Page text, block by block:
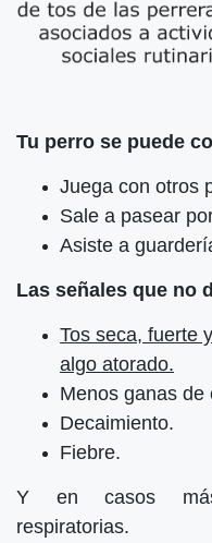
Tu perro se puede
Juega con otros
Sale a pasear
Asiste a
Las señales que no
Tos seca, fuerte
algo atorado.
Menos ganas de
Decaimiento.
Fiebre.
Y en casos más
respiratorias.